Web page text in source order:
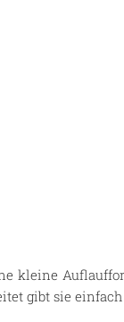
kleine
gibt sie einfach